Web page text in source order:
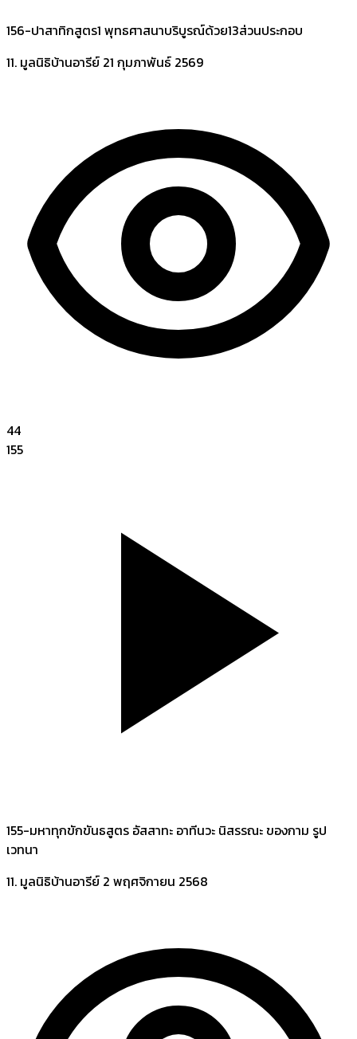
156-ปาสาทิกสูตร1 พุทธศาสนาบริบูรณ์ด้วย13ส่วนประกอบ
11. มูลนิธิบ้านอารีย์ 21 กุมภาพันธ์ 2569
44
155
155-มหาทุกขักขันธสูตร อัสสาทะ อาทีนวะ นิสรรณะ ของกาม รูป
เวทนา
11. มูลนิธิบ้านอารีย์ 2 พฤศจิกายน 2568